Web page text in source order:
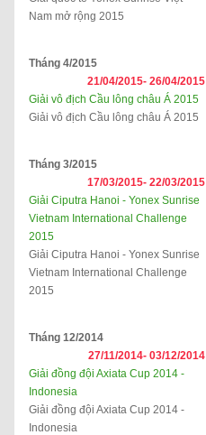
Nam mở rộng 2015
Tháng 4/2015
21/04/2015- 26/04/2015
Giải vô địch Cầu lông châu Á 2015
Giải vô địch Cầu lông châu Á 2015
Tháng 3/2015
17/03/2015- 22/03/2015
Giải Ciputra Hanoi - Yonex Sunrise
Vietnam International Challenge
2015
Giải Ciputra Hanoi - Yonex Sunrise
Vietnam International Challenge
2015
Tháng 12/2014
27/11/2014- 03/12/2014
Giải đồng đội Axiata Cup 2014 -
Indonesia
Giải đồng đội Axiata Cup 2014 -
Indonesia